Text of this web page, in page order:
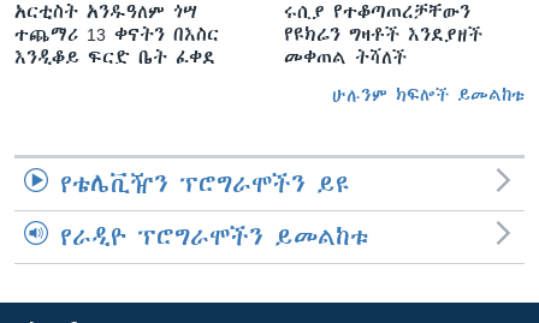
አርቲስት አንዱዓለም ጎሣ
ተጨማሪ 13 ቀናትን በእስር
እንዲቆይ ፍርድ ቤት ፈቀደ
ሩሲያ የተቆጣጠረቻቸውን
የዩክሬን ግዛቶች እንደያዘች
መቀጠል ትሻለች
ሁሉንም ክፍሎች ይመልከቱ
የቴሌቪዥን ፕሮግራሞችን ይዩ
የራዲዮ ፕሮግራሞችን ይመልከቱ